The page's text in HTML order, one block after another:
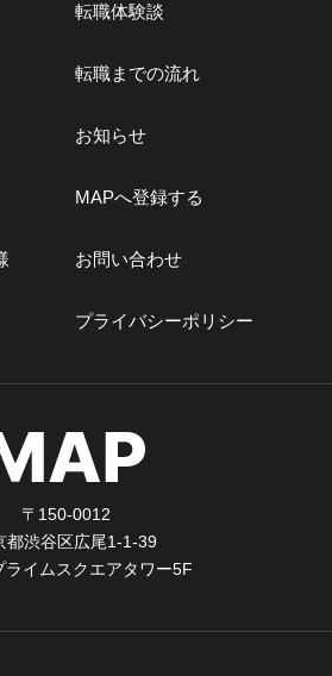
転職体験談
転職までの流れ
お知らせ
MAPへ登録する
お問い合わせ
プライバシーポリシー
〒150-0012
都渋谷区広尾1-1-39
ライムスクエアタワー5F